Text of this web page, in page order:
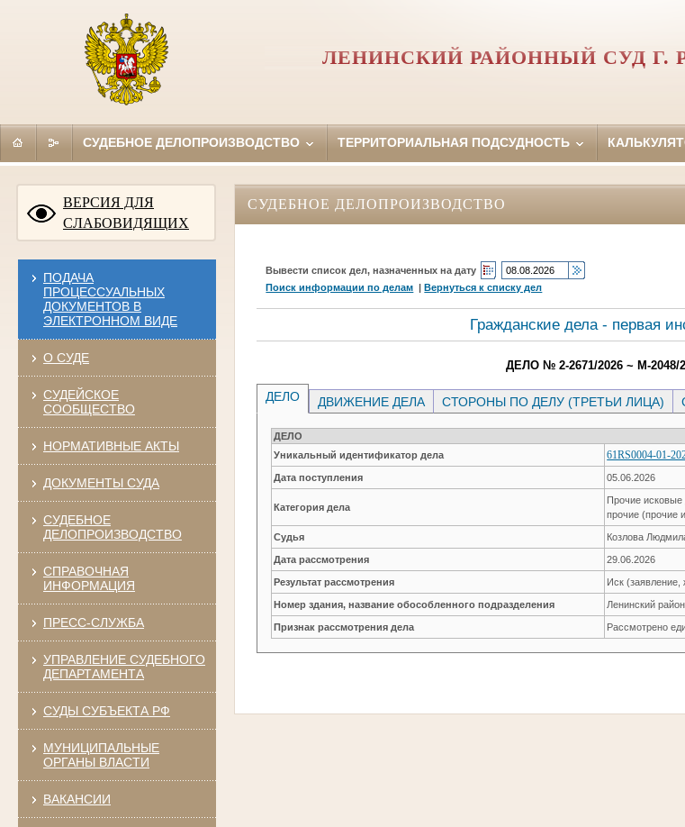
ЛЕНИНСКИЙ РАЙОННЫЙ СУД Г.
СУДЕБНОЕ ДЕЛОПРОИЗВОДСТВО ТЕРРИТОРИАЛЬНАЯ ПОДСУДНОСТЬ
ВЕРСИЯ ДЛЯ
СЛАБОВИДЯЩИХ
ПОДАЧА
ПРОЦЕССУАЛЬНЫХ
ДОКУМЕНТОВ В
ЭЛЕКТРОННОМ ВИДЕ
О СУДЕ
СУДЕЙСКОЕ
СООБЩЕСТВО
НОРМАТИВНЫЕ АКТЫ
ДОКУМЕНТЫ СУДА
СУДЕБНОЕ
ДЕЛОПРОИЗВОДСТВО
СПРАВОЧНАЯ
ИНФОРМАЦИЯ
ПРЕСС-СЛУЖБА
УПРАВЛЕНИЕ СУДЕБНОГО
ДЕПАРТАМЕНТА
СУДЫ СУБЪЕКТА РФ
МУНИЦИПАЛЬНЫЕ
ОРГАНЫ ВЛАСТИ
ВАКАНСИИ
СУДЕБНОЕ ДЕЛОПРОИЗВОДСТВО
Вывести список дел, назначенных на дату
Поиск информации по делам |Вернуться к списку дел
Гражданские дела - первая
ДЕЛО № 2-2671/2026 ~ М-2048/
ДЕЛО ДВИЖЕНИЕ ДЕЛА СТОРОНЫ ПО ДЕЛУ (ТРЕТЬИ ЛИЦА)
ДЕЛО
Уникальный идентификатор дела
61RS0004-01-
Дата поступления 05.06.2026
Категория дела
Прочие
прочие (прочие
Судья Козлова
Дата рассмотрения 29.06.2026
Результат рассмотрения Иск
Номер здания, название обособленного подразделения Ленинский
Признак рассмотрения дела Рассмотрено